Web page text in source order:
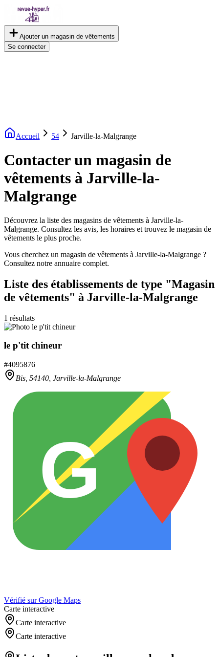
Ajouter un magasin de vêtements
Se connecter
Accueil 54 Jarville-la-Malgrange
Contacter un magasin de
vêtements à Jarville-la-
Malgrange
Découvrez la liste des magasins de vêtements à Jarville-la-
Malgrange. Consultez les avis, les horaires et trouvez le magasin de
vêtements le plus proche.
Vous cherchez un magasin de vêtements à Jarville-la-Malgrange ?
Consultez notre annuaire complet.
Liste des établissements de type "Magasin
de vêtements" à Jarville-la-Malgrange
1 résultats
le p'tit chineur
#4095876
Bis, 54140 Jarville-la-Malgrange
G
Vérifié sur Google Maps
Carte interactive
Carte interactive
Carte interactive